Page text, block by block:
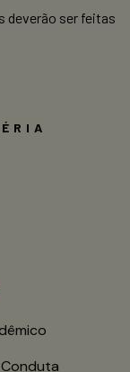
deverão ser feitas